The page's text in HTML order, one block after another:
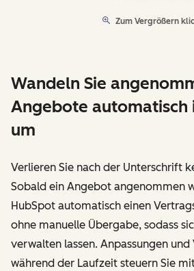
Zum Vergrößern
Wandeln Sie
Angebote automatisch
um
Verlieren Sie nach der Unterschrift
Sobald ein Angebot angenommen
HubSpot automatisch einen
ohne manuelle Übergabe, sodass
verwalten lassen. Anpassungen
während der Laufzeit steuern Sie